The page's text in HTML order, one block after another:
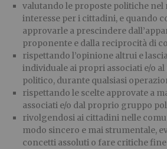
valutando le proposte politiche nel
interesse per i cittadini, e quando
approvarle a prescindere
proponente e dalla reciprocità di
rispettando l’opinione altrui e
individuale ai propri associati e/o
politico, durante qualsiasi
rispettando le scelte approvate a
associati e/o dal proprio gruppo
rivolgendosi ai cittadini nelle
modo sincero e mai strumentale,
concetti assoluti o fare critiche fine